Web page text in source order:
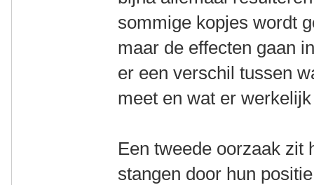
sommige kopjes wordt
maar de effecten gaan
er een verschil tussen
meet en wat er
Een tweede oorzaak zit
stangen door hun